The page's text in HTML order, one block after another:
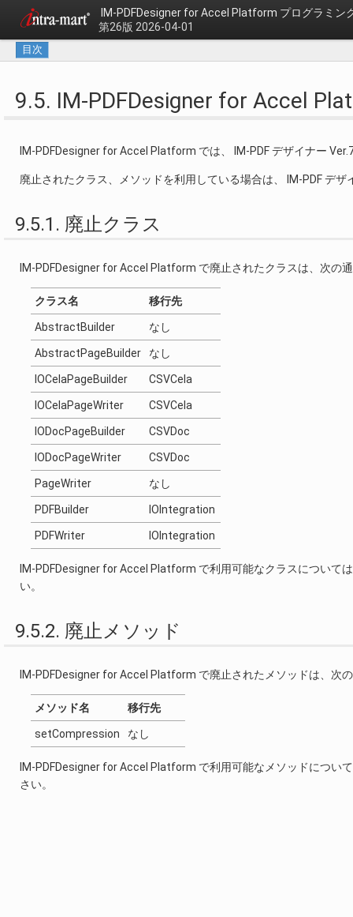
IM-PDFDesigner for Accel Platform プログラミン
第26版 2026-04-01
目次
9.5. IM-PDFDesigner for Accel
IM-PDFDesigner for Accel Platform では、 IM-PDF デザイナー
廃止されたクラス、メソッドを利用している場合は、 IM-PDF デ
9.5.1. 廃止クラス
IM-PDFDesigner for Accel Platform で廃止されたクラスは、次の
クラス名 移行先
AbstractBuilder なし
AbstractPageBuilder なし
IOCelaPageBuilder CSVCela
IOCelaPageWriter CSVCela
IODocPageBuilder CSVDoc
IODocPageWriter CSVDoc
PageWriter なし
PDFBuilder IOIntegration
PDFWriter IOIntegration
IM-PDFDesigner for Accel Platform で利用可能なクラスについて
い。
9.5.2. 廃止メソッド
IM-PDFDesigner for Accel Platform で廃止されたメソッドは、次
メソッド名 移行先
setCompression なし
IM-PDFDesigner for Accel Platform で利用可能なメソッドについ
さい。